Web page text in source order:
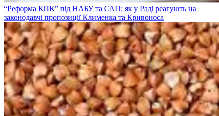
“Реформа КПК” під НАБУ та САП: як у Раді реагують на
законодавчі пропозиції Клименка та Кривоноса